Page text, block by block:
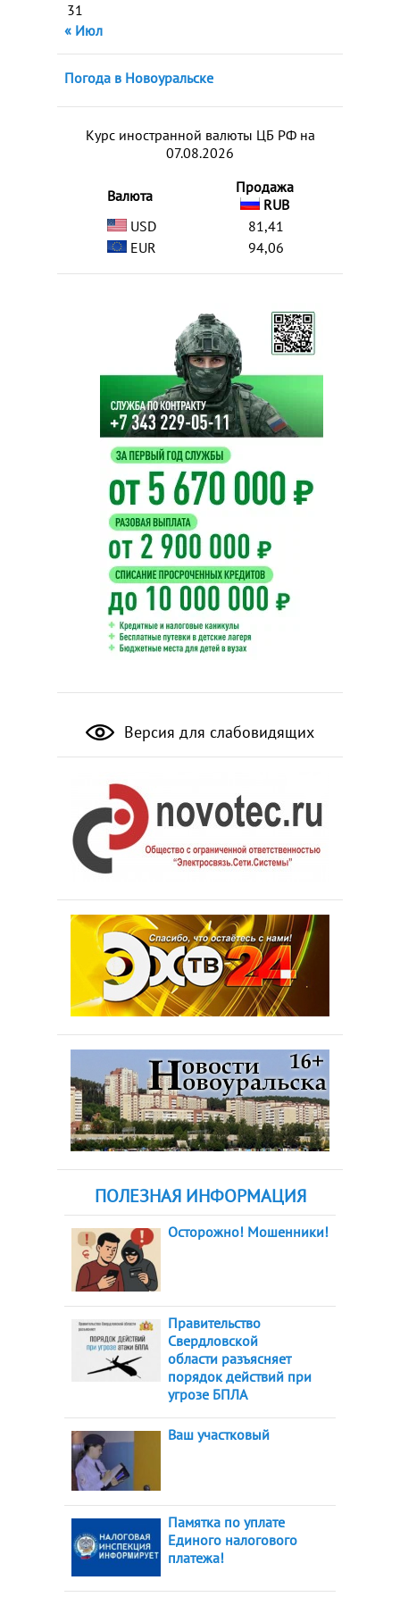
31
« Июл
Погода в Новоуральске
Курс иностранной валюты ЦБ РФ на
07.08.2026
Валюта
Продажа
RUB
USD
81,41
EUR
94,06
Версия для слабовидящих
ПОЛЕЗНАЯ ИНФОРМАЦИЯ
Осторожно! Мошенники!
Правительство
Свердловской
области разъясняет
порядок действий при
угрозе БПЛА
Ваш участковый
Памятка по уплате
Единого налогового
платежа!